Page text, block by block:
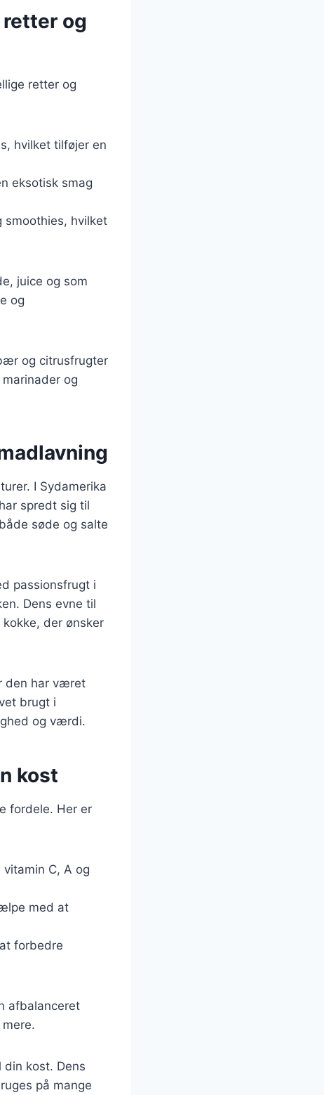
og
retter og
hvilket tilføjer en
eksotisk smag
smoothies, hvilket
juice og som
og
og citrusfrugter
og
I Sydamerika
spredt sig til
søde og salte
passionsfrugt i
Dens evne til
der ønsker
den har været
brugt i
og værdi.
kost
fordele. Her er
C, A og
med at
forbedre
afbalanceret
kost. Dens
på mange